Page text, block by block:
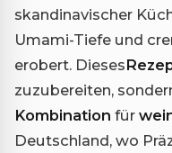
skandinavischer
Umami-Tiefe und
erobert. Dieses
zuzubereiten,
Kombination für
Deutschland, wo